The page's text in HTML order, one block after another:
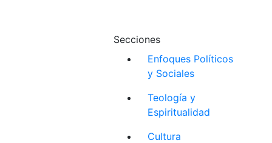
Secciones
Enfoques Políticos
y Sociales
Teología y
Espiritualidad
Cultura